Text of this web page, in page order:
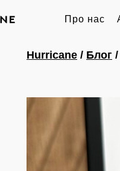
Про нас
Hurricane / Блог /